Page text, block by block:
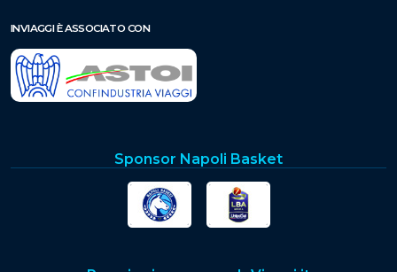
INVIAGGI È ASSOCIATO CON
Sponsor Napoli Basket